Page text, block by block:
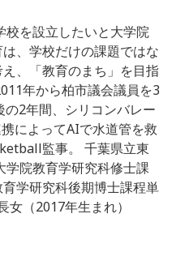
校を設立したいと大学院
、学校だけの課題ではな
、「教育のまち」を目指
年から柏市議会議員を3
2年間、シリコンバレー
によってAIで水道管を救
監事。 千葉県立東
院教育学研究科修士課
学研究科後期博士課程単
（2017年生まれ）